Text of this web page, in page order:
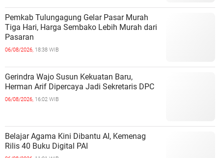
Pemkab Tulungagung Gelar Pasar Murah
Tiga Hari, Harga Sembako Lebih Murah dari
Pasaran
06/08/2026, 18:38 WIB
Gerindra Wajo Susun Kekuatan Baru,
Herman Arif Dipercaya Jadi Sekretaris DPC
06/08/2026, 16:02 WIB
Belajar Agama Kini Dibantu AI, Kemenag
Rilis 40 Buku Digital PAI